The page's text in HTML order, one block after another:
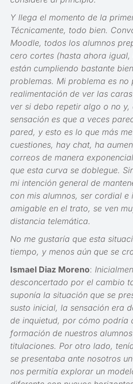
Y llega el momento de la
Técnicamente, todo bien.
Moodle, todos los alumnos
cero cortes (hasta ahora
están cumpliendo bastante
problemas. Mi problema es no
realimentación de ver las
ver si debo repetir algo o no y,
sensación es que a veces
pared, y esto es lo que más
cuestiones, hay chat, ha
correos de manera
que esta curva se doblegue.
mi intención general de
con mis alumnos, ser cordial e
amigable en el trato, se ven
distancia telemática.
No me gustaría que esta
tiempo, y menos aún que se
Ismael Diaz Moreno:
desconcertado por el cambio
suponía la situación que se
susto inicial, la sensación era
de inquietud, por cómo podría
formación de nuestros
titulaciones. Por otro lado,
se presentaba ante nosotros
nos permitía explorar un